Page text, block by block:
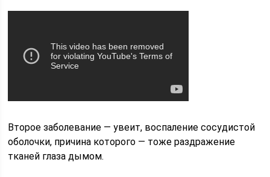
Второе заболевание — увеит, воспаление сосудистой
оболочки, причина которого — тоже раздражение
тканей глаза дымом.